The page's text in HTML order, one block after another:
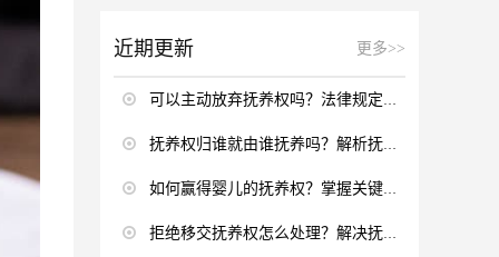
近期更新 更多>>
可以主动放弃抚养权吗？法律规定与实际考量
抚养权归谁就由谁抚养吗？解析抚养权归属与抚养实施
如何赢得婴儿的抚养权？掌握关键策略与要点
拒绝移交抚养权怎么处理？解决抚养权移交难题